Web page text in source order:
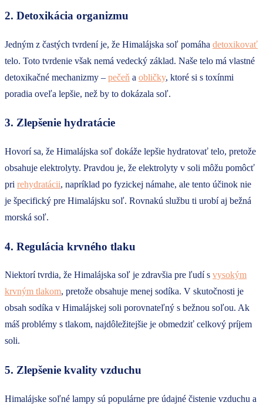
2. Detoxikácia organizmu
Jedným z častých tvrdení je, že Himalájska soľ pomáha detoxikovať
telo. Toto tvrdenie však nemá vedecký základ. Naše telo má vlastné
detoxikačné mechanizmy – pečeň a obličky, ktoré si s toxínmi
poradia oveľa lepšie, než by to dokázala soľ.
3. Zlepšenie hydratácie
Hovorí sa, že Himalájska soľ dokáže lepšie hydratovať telo, pretože
obsahuje elektrolyty. Pravdou je, že elektrolyty v soli môžu pomôcť
pri rehydratácii, napríklad po fyzickej námahe, ale tento účinok nie
je špecifický pre Himalájsku soľ. Rovnakú službu ti urobí aj bežná
morská soľ.
4. Regulácia krvného tlaku
Niektorí tvrdia, že Himalájska soľ je zdravšia pre ľudí s vysokým
krvným tlakom, pretože obsahuje menej sodíka. V skutočnosti je
obsah sodíka v Himalájskej soli porovnateľný s bežnou soľou. Ak
máš problémy s tlakom, najdôležitejšie je obmedziť celkový príjem
soli.
5. Zlepšenie kvality vzduchu
Himalájske soľné lampy sú populárne pre údajné čistenie vzduchu a